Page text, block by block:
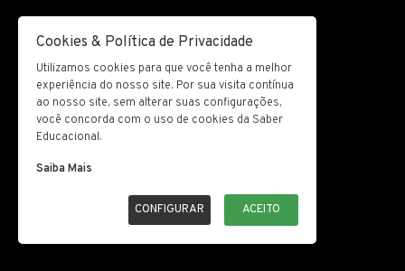
Cookies & Política de Privacidade
Utilizamos cookies para que você tenha a melhor
experiência do nosso site. Por sua visita contínua
ao nosso site, sem alterar suas configurações,
você concorda com o uso de cookies da Saber
Educacional.
Saiba Mais
CONFIGURAR ACEITO